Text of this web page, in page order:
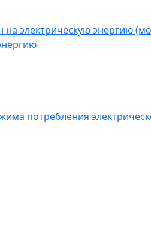
на электрическую энергию
потребления